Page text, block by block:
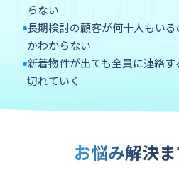
らない
長期検討の顧客が何十人もい
かわからない
新着物件が出ても全員に連絡
切れていく
お悩み解決